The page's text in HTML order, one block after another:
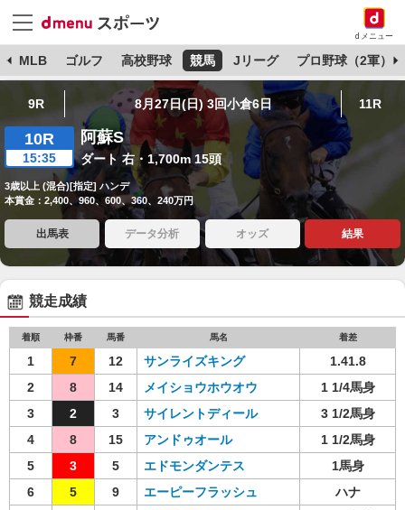
dメニュー
MLB ゴルフ 高校野球 競馬 Jリーグ プロ野球（2軍）
9R 8月27日(日) 3回小倉6日 11R
10R
15:35
阿蘇S
ダート 右・1,700m 15頭
3歳以上 (混合)[指定] ハンデ
本賞金：2,400、960、600、360、240万円
出馬表 データ分析 オッズ 結果
競走成績
着順 枠番 馬番 馬名 着差
1 7 12 サンライズキング
1.41.8
2
8 14 メイショウホウオウ
1 1/4馬身
3
2 3 サイレントディール
3 1/2馬身
4
8 15 アンドゥオール
1 1/2馬身
5
3 5 エドモンダンテス
1馬身
6
5 9 エーピーフラッシュ
ハナ